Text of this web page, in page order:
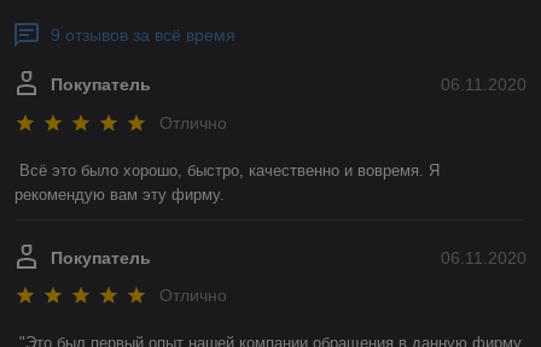
9 отзывов за всё время
06.11.2020
Покупатель
Отлично
Всё это было хорошо, быстро, качественно и вовремя. Я
рекомендую вам эту фирму.
06.11.2020
Покупатель
Отлично
"Это был первый опыт нашей компании обращения в данную фирму.